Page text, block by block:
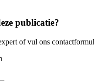
publicatie?
of vul ons